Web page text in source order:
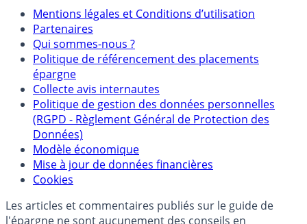
Mentions
Mentions légales et Conditions d’utilisation
Partenaires
Qui sommes-nous ?
Politique de référencement des placements
épargne
Collecte avis internautes
Politique de gestion des données personnelles
(RGPD - Règlement Général de Protection des
Données)
Modèle économique
Cookies